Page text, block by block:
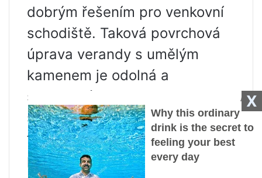
X
dobrým řešením pro venkovní
schodiště. Taková povrchová
úprava verandy s umělým
kamenem je odolná a
spolehlivá, vzhledem ke
složení materiálu a inkluze ve
formě křemene a živce
přispívají ke zlepšení výkonu.